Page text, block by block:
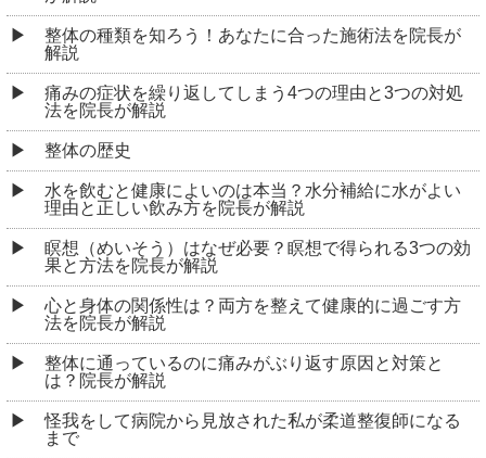
整体の種類を知ろう！あなたに合った施術法を院長が
解説
痛みの症状を繰り返してしまう4つの理由と3つの対処
法を院長が解説
整体の歴史
水を飲むと健康によいのは本当？水分補給に水がよい
理由と正しい飲み方を院長が解説
瞑想（めいそう）はなぜ必要？瞑想で得られる3つの効
果と方法を院長が解説
心と身体の関係性は？両方を整えて健康的に過ごす方
法を院長が解説
整体に通っているのに痛みがぶり返す原因と対策と
は？院長が解説
怪我をして病院から見放された私が柔道整復師になる
まで